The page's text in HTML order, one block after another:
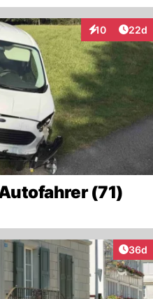
10
Interaktionen
22d
(71)
36d